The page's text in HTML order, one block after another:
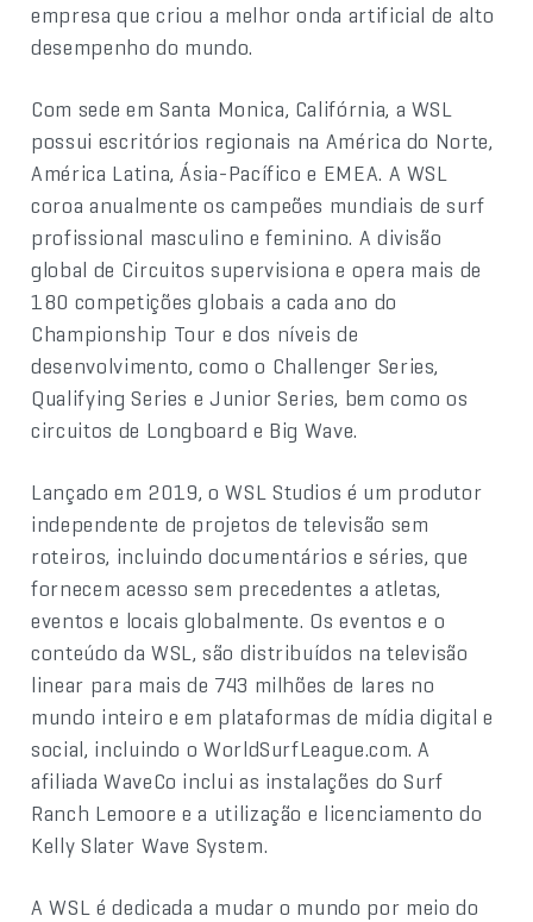
empresa que criou a melhor onda artificial de alto
desempenho do mundo.
Com sede em Santa Monica, Califórnia, a WSL
possui escritórios regionais na América do Norte,
América Latina, Ásia-Pacífico e EMEA. A WSL
coroa anualmente os campeões mundiais de surf
profissional masculino e feminino. A divisão
global de Circuitos supervisiona e opera mais de
180 competições globais a cada ano do
Championship Tour e dos níveis de
desenvolvimento, como o Challenger Series,
Qualifying Series e Junior Series, bem como os
circuitos de Longboard e Big Wave.
Lançado em 2019, o WSL Studios é um produtor
independente de projetos de televisão sem
roteiros, incluindo documentários e séries, que
fornecem acesso sem precedentes a atletas,
eventos e locais globalmente. Os eventos e o
conteúdo da WSL, são distribuídos na televisão
linear para mais de 743 milhões de lares no
mundo inteiro e em plataformas de mídia digital e
social, incluindo o WorldSurfLeague.com. A
afiliada WaveCo inclui as instalações do Surf
Ranch Lemoore e a utilização e licenciamento do
Kelly Slater Wave System.
A WSL é dedicada a mudar o mundo por meio do